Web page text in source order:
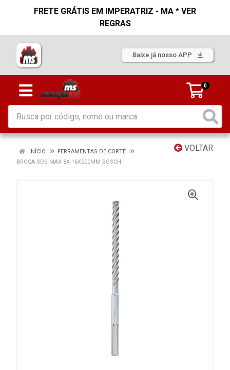
FRETE GRÁTIS EM IMPERATRIZ - MA * VER
REGRAS
Baixe já nosso APP
0
VOLTAR
INÍCIO
FERRAMENTAS DE CORTE
BROCA SDS MAX-8X 16X200MM BOSCH